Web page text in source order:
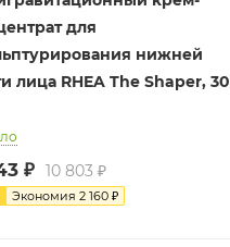
для
нижней
лица RHEA The Shaper, 30
₽ 10 803 ₽
Экономия 2 160₽